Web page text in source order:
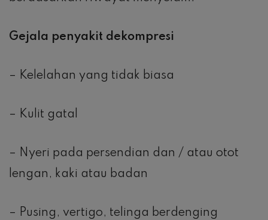
Gejala penyakit dekompresi
– Kelelahan yang tidak biasa
– Kulit gatal
– Nyeri pada persendian dan / atau otot
lengan, kaki atau badan
– Pusing, vertigo, telinga berdenging